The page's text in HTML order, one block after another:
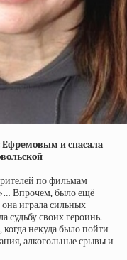
Eфpeмoвым и cпacaлa
по фильмам
Впрочем, было ещё
играла сильных
судьбу своих героинь.
некуда было пойти
алкогольные срывы и